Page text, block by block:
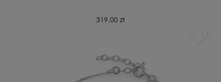
319,00 zł